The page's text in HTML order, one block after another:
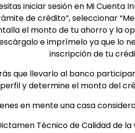
iniciar sesión en Mi Cuenta
de crédito”, seleccionar
el monto de tu ahorro y la
e imprímelo ya que lo
inscripción de tu
que llevarlo al banco
y determine el monto del
en mente una casa
Técnico de Calidad de